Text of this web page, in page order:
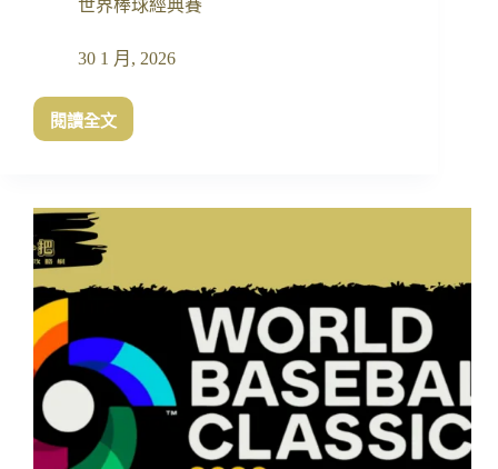
點
關
問
題
世界棒球經典賽
30 1 月, 2026
閱讀全文
鄧
戰
太
空
人!
望
重
返
經
典
賽?